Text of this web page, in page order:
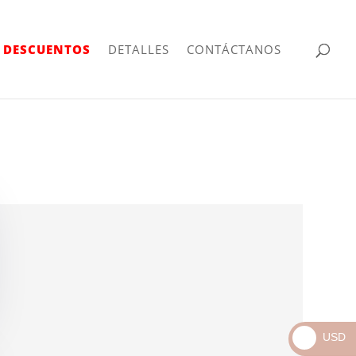
DETALLES CONTÁCTANOS
USD